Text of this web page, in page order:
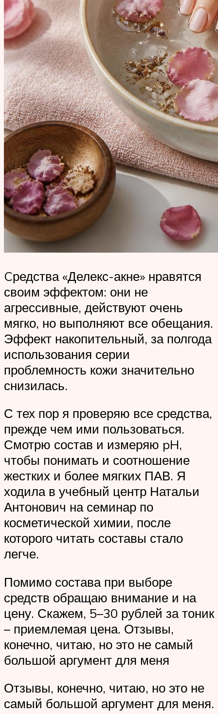
Cредства «Делекс-акне» нравятся
своим эффектом: они не
агрессивные, действуют очень
мягко, но выполняют все обещания.
Эффект накопительный, за полгода
использования серии
проблемность кожи значительно
снизилась.
С тех пор я проверяю все средства,
прежде чем ими пользоваться.
Смотрю состав и измеряю pH,
чтобы понимать и соотношение
жестких и более мягких ПАВ. Я
ходила в учебный центр Натальи
Антонович на семинар по
косметической химии, после
которого читать составы стало
легче.
Помимо состава при выборе
средств обращаю внимание и на
цену. Скажем, 5–30 рублей за тоник
– приемлемая цена. Отзывы,
конечно, читаю, но это не самый
большой аргумент для меня
Отзывы, конечно, читаю, но это не
самый большой аргумент для меня.